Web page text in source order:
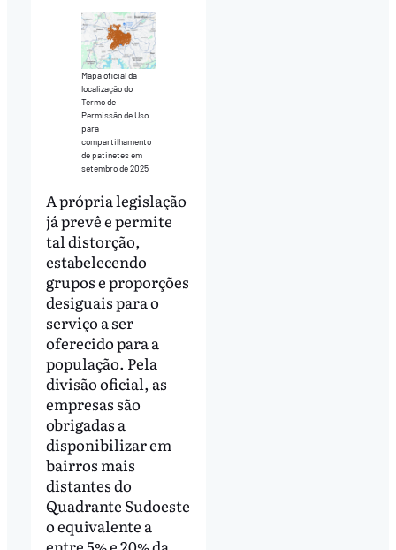
Mapa oficial da
localização do
Termo de
Permissão de Uso
para
compartilhamento
de patinetes em
setembro de 2025
A própria legislação
já prevê e permite
tal distorção,
estabelecendo
grupos e proporções
desiguais para o
serviço a ser
oferecido para a
população. Pela
divisão oficial, as
empresas são
obrigadas a
disponibilizar em
bairros mais
distantes do
Quadrante Sudoeste
o equivalente a